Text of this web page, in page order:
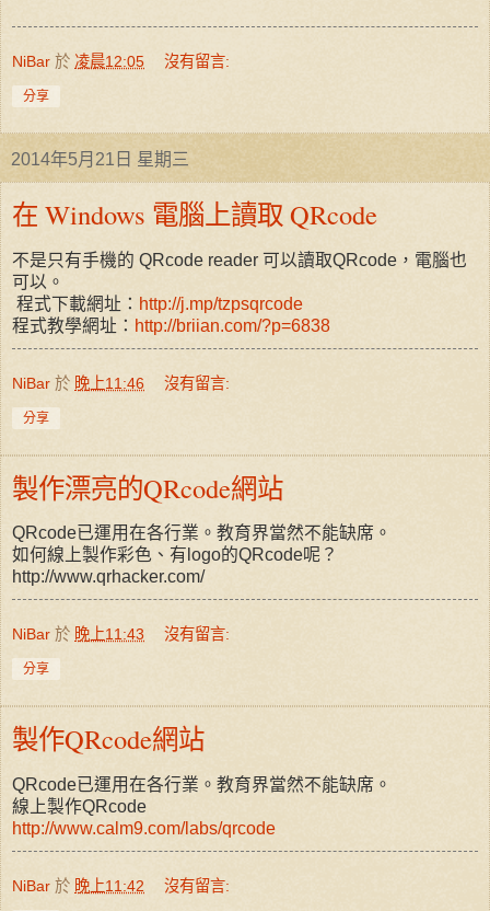
NiBar 於 凌晨12:05 沒有留言:
分享
2014年5月21日 星期三
在 Windows 電腦上讀取 QRcode
不是只有手機的 QRcode reader 可以讀取QRcode，電腦也
可以。
程式下載網址： http://j.mp/tzpsqrcode
程式教學網址： http://briian.com/?p=6838
NiBar 於 晚上11:46 沒有留言:
分享
製作漂亮的QRcode網站
QRcode已運用在各行業。教育界當然不能缺席。
如何線上製作彩色、有logo的QRcode呢？
http://www.qrhacker.com/
NiBar 於 晚上11:43 沒有留言:
分享
製作QRcode網站
QRcode已運用在各行業。教育界當然不能缺席。
線上製作QRcode
http://www.calm9.com/labs/qrcode
NiBar 於 晚上11:42 沒有留言: